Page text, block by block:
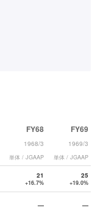
FY68
1968/3
単体 / JGAAP
FY69
1969/3
単体 / JGAAP
21
+16.7%
25
+19.0%
— —